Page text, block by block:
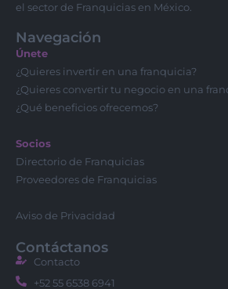
el sector de Franquicias en México.
Navegación
Únete
¿Quieres invertir en una franquicia?
¿Quieres convertir tu negocio en una
¿Qué beneficios ofrecemos?
Socios
Directorio de Franquicias
Proveedores de Franquicias
Aviso de Privacidad
Contáctanos
Contacto
+52 55 6538 6941